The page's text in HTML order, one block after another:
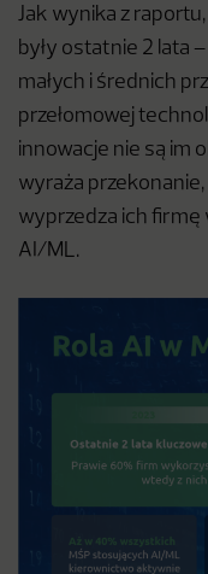
Jak wynika z
były ostatnie 2 lata
małych i średnich
przełomowej
innowacje nie są im
wyraża
wyprzedza ich
AI/ML.